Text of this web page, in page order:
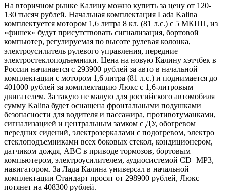
На вторичном рынке Калину можно купить за цену от 120-
130 тысяч рублей. Начальная комплектация Lada Kalina
комплектуется мотором 1,6 литра 8 кл. (81 л.с.) с 5 МКПП, из
«фишек» будут присутствовать сигнализация, бортовой
компьютер, регулируемая по высоте рулевая колонка,
электроусилитель рулевого управления, передние
электростеклоподъемники. Цена на новую Калину хэтчбек в
России начинается с 293900 рублей за авто в начальной
комплектации с мотором 1,6 литра (81 л.с.) и поднимается до
401000 рублей за комплектацию Люкс с 1,6-литровым
двигателем. За такую не малую для российского автомобиля
сумму Kalina будет оснащена фронтальными подушками
безопасности для водителя и пассажира, противотуманками,
сигнализацией и центральным замком с ДУ, обогревом
передних сидений, электрозеркалами с подогревом, электро
стеклоподъемниками всех боковых стекол, кондиционером,
датчиком дождя, ABC в приводе тормозов, бортовым
компьютером, электроусилителем, аудиосистемой CD+MP3,
навигатором. За Лада Калина универсал в начальной
комплектации Стандарт просят от 298900 рублей, Люкс
потянет на 408300 рублей.